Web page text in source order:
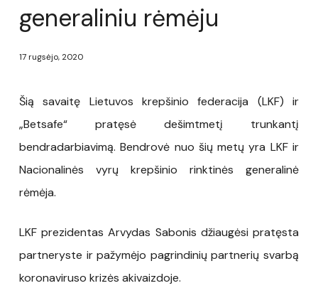
generaliniu rėmėju
17 rugsėjo, 2020
Šią savaitę Lietuvos krepšinio federacija (LKF) ir
„Betsafe“ pratęsė dešimtmetį trunkantį
bendradarbiavimą. Bendrovė nuo šių metų yra LKF ir
Nacionalinės vyrų krepšinio rinktinės generalinė
rėmėja.
LKF prezidentas Arvydas Sabonis džiaugėsi pratęsta
partneryste ir pažymėjo pagrindinių partnerių svarbą
koronaviruso krizės akivaizdoje.